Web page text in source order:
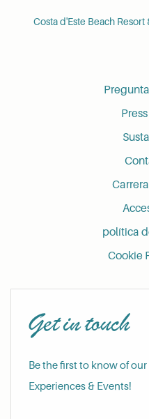
Costa d'Este Beach
política
Cookie
Get in touch
Be the first to know of
Experiences & Events!